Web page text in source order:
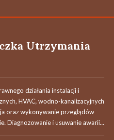
Utrzymania
działania instalacji i
HVAC, wodno-kanalizacyjnych
oraz wykonywanie przeglądów
Diagnozowanie i usuwanie awarii...